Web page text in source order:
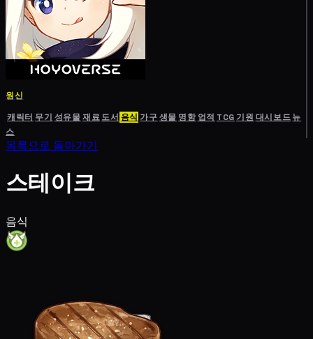
원신
캐릭터 무기 성유물재료도서 음식 가구생물 명함 업적 TCG기원 대시보드뉴
스
목록으로 돌아가기
스테이크
음식